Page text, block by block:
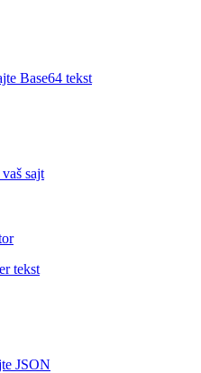
Base64 tekst
sajt
tekst
JSON